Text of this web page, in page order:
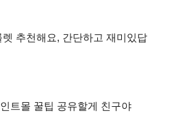
렛 추천해요, 간단하고 재미있답
트몰 꿀팁 공유할게 친구야